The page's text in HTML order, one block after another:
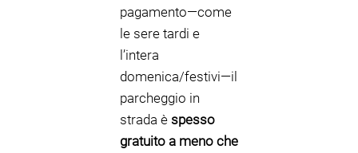
pagamento—come
le sere tardi e
l’intera
domenica/festivi—il
parcheggio in
strada è spesso
gratuito a meno che